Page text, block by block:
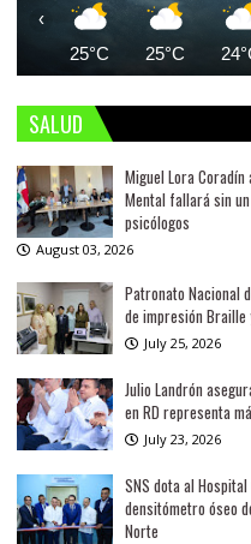
25°C 25°C
‹
SALUD
Miguel Lora
Mental fallará sin
psicólogos
August 03, 2026
Patronato Nacional
de impresión Braille
July 25, 2026
Julio Landrón
en RD representa
July 23, 2026
SNS dota al
densitómetro óseo
Norte